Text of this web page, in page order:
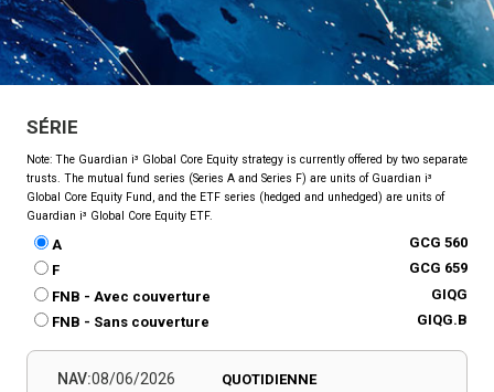
SÉRIE
Note: The Guardian i³ Global Core Equity strategy is currently offered by two separate
trusts. The mutual fund series (Series A and Series F) are units of Guardian i³
Global Core Equity Fund, and the ETF series (hedged and unhedged) are units of
Guardian i³ Global Core Equity ETF.
A
GCG 560
F
GCG 659
FNB - Avec couverture
GIQG
FNB - Sans couverture
GIQG.B
NAV:08/06/2026
QUOTIDIENNE